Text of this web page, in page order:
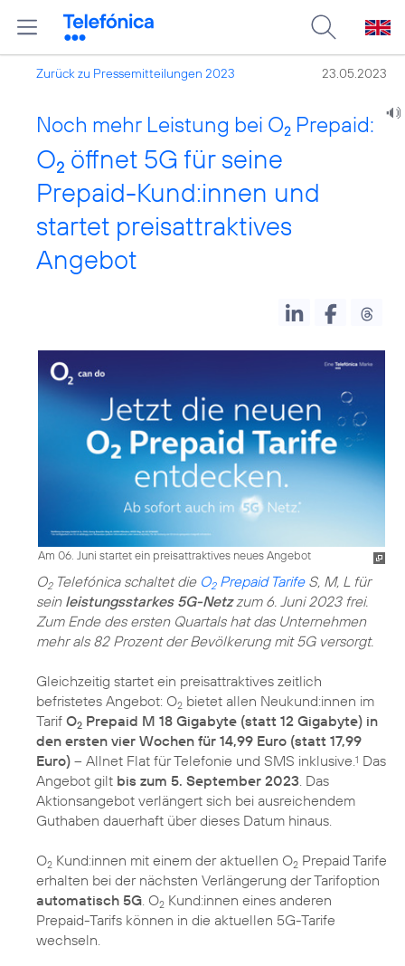
Zurück zu Pressemitteilungen 2023 23.05.2023
Noch mehr Leistung bei O2 Prepaid:
O2 öffnet 5G für seine
Prepaid-Kund:innen und
startet preisattraktives
Angebot
Am 06. Juni startet ein preisattraktives neues Angebot
O2Telefónica schaltet die O2Prepaid TarifeS, M, L für
sein leistungsstarkes 5G-Netzzum 6. Juni 2023 frei.
Zum Ende des ersten Quartals hat das Unternehmen
mehr als 82 Prozent der Bevölkerung mit 5G versorgt.
Gleichzeitig startet ein preisattraktives zeitlich
befristetes Angebot: O2 bietet allen Neukund:innen im
Tarif O2 Prepaid M 18 Gigabyte (statt 12 Gigabyte) in
den ersten vier Wochen für 14,99 Euro (statt 17,99
Euro) – Allnet Flat für Telefonie und SMS inklusive. 1 Das
Angebot gilt bis zum 5. September 2023 . Das
Aktionsangebot verlängert sich bei ausreichendem
Guthaben dauerhaft über dieses Datum hinaus.
O2 Kund:innen mit einem der aktuellen O2 Prepaid Tarife
erhalten bei der nächsten Verlängerung der Tarifoption
automatisch 5G . O2 Kund:innen eines anderen
Prepaid-Tarifs können in die aktuellen 5G-Tarife
wechseln.